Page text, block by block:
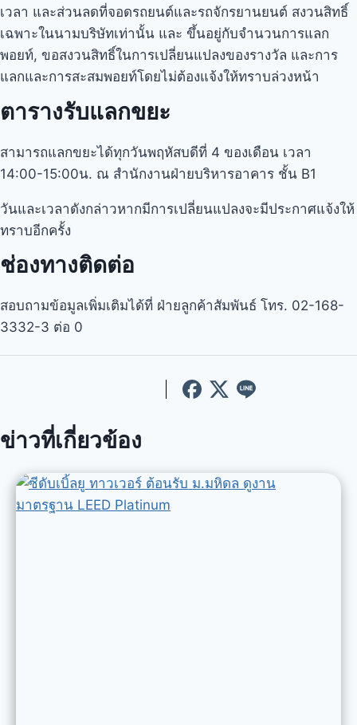
เวลา และส่วนลดที่จอดรถยนต์และรถจักรยานยนต์ สงวนสิทธิ์
เฉพาะในนามบริษัทเท่านั้น และ ขึ้นอยู่กับจำนวนการแลก
พอยท์, ขอสงวนสิทธิ์ในการเปลี่ยนแปลงของรางวัล และการ
แลกและการสะสมพอยท์โดยไม่ต้องแจ้งให้ทราบล่วงหน้า
ตารางรับแลกขยะ
สามารถแลกขยะได้ทุกวันพฤหัสบดีที่ 4 ของเดือน เวลา
14:00-15:00น. ณ สำนักงานฝ่ายบริหารอาคาร ชั้น B1
วันและเวลาดังกล่าวหากมีการเปลี่ยนแปลงจะมีประกาศแจ้งให้
ทราบอีกครั้ง
ช่องทางติดต่อ
สอบถามข้อมูลเพิ่มเติมได้ที่ ฝ่ายลูกค้าสัมพันธ์ โทร. 02-168-
3332-3 ต่อ 0
ข่าวที่เกี่ยวข้อง